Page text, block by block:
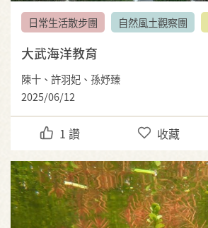
日常生活散步團 自然風土觀察團
大武海洋教育
陳十、許羽妃、孫妤臻
2025/06/12
1 讚 收藏